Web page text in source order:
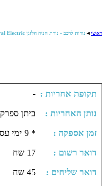
ראשי◄ נורות לרכב - נורת חניה הלוגן General Electric דגם H6W
: תקופת אחריות
-
: נותן האחריות
ביתן ספרק
: זמן אספקה
* 9 ימי עסקים
: דואר רשום
17 שח
: דואר שליחים
45 שח